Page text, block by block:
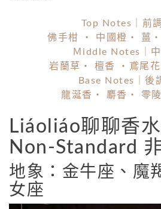
Top Notes｜前調
佛手柑 ・ 中國橙・ 薑
Ｍiddle Notes｜中
岩蘭草・ 檀香 ・鳶尾
Base Notes｜後
龍涎香・ 麝香・ 零
Liáoliáo聊聊香水
Non-Standard
地象：金牛座、魔
女座